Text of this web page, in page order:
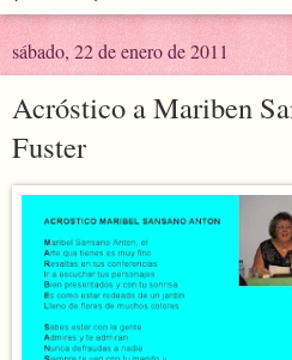
sábado, 22 de enero de 2011
Acróstico a Mariben
Fuster